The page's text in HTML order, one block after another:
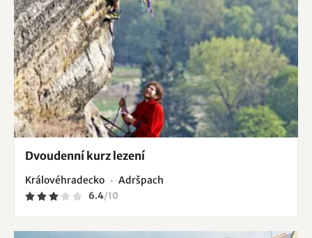
Dvoudenní kurz lezení
Královéhradecko Adršpach
6.4/10